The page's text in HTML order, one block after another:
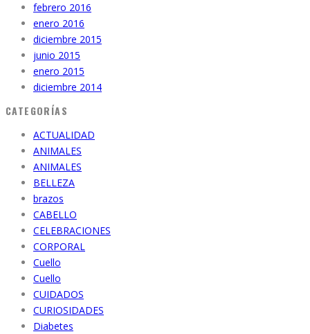
febrero 2016
enero 2016
diciembre 2015
junio 2015
enero 2015
diciembre 2014
CATEGORÍAS
ACTUALIDAD
ANIMALES
ANIMALES
BELLEZA
brazos
CABELLO
CELEBRACIONES
CORPORAL
Cuello
Cuello
CUIDADOS
CURIOSIDADES
Diabetes